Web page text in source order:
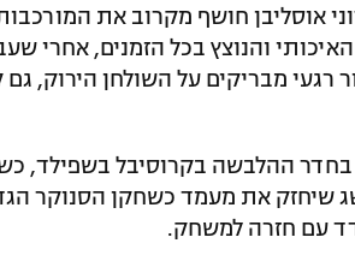
אוסליבן חושף מקרוב את
והנוצץ בכל הזמנים, אחרי
רגעי מבריקים על השולחן הירוק,
ההלבשה בקרוסיבל בשפילד,
שיחזק את מעמד כשחקן הסנוקר
עם חזרה למשחק.